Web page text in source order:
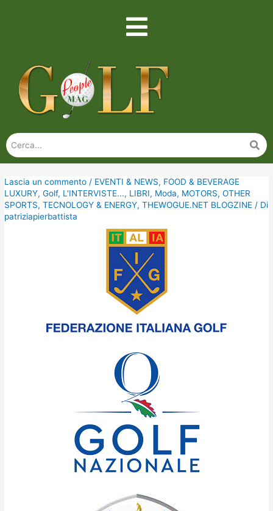
Lascia un commento / EVENTI & NEWS, FOOD & BEVERAGE
LUXURY,Golf, L'INTERVISTE..., LIBRI, Moda, MOTORS,OTHER
SPORTS,TECNOLOGY & ENERGY,THEWOGUE.NET BLOGZINE / Di
patriziapierbattista